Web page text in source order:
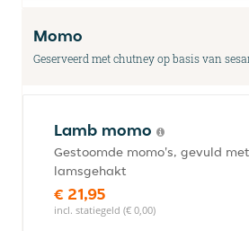
Momo
Geserveerd met chutney op basis van
Lamb momo
Gestoomde momo's, gevuld
lamsgehakt
€ 21,95
incl. statiegeld (€ 0,00)